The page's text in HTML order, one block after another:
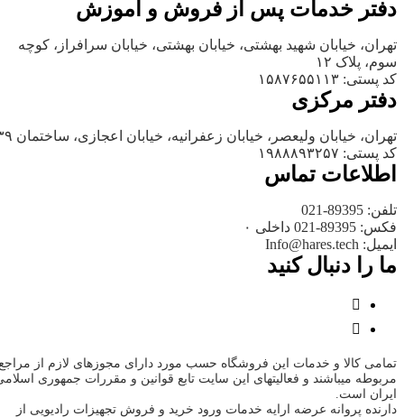
دفتر خدمات پس از فروش و آموزش
تهران، خیابان شهید بهشتی، خیابان بهشتی، خیابان سرافراز، کوچه
سوم، پلاک ۱۲
کد پستی: ۱۵۸۷۶۵۵۱۱۳
دفتر مرکزی
تهران، خیابان ولیعصر، خیابان زعفرانیه، خیابان اعجازی، ساختمان ۳۹
کد پستی: ۱۹۸۸۸۹۳۲۵۷
اطلاعات تماس
تلفن: 89395-021
فکس: 89395-021 داخلی ۰
ایمیل: Info@hares.tech
ما را دنبال کنید
تمامی کالا و خدمات این فروشگاه حسب مورد دارای مجوزهای لازم از مراجع
مربوطه میباشند و فعالیتهای این سایت تابع قوانین و مقررات جمهوری اسلامی
ایران است.
دارنده پروانه عرضه ارایه خدمات ورود خرید و فروش تجهیزات رادیویی از